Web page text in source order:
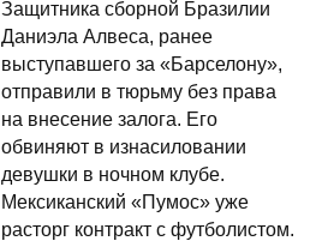
Защитника сборной Бразилии
Даниэла Алвеса, ранее
выступавшего за «Барселону»,
отправили в тюрьму без права
на внесение залога. Его
обвиняют в изнасиловании
девушки в ночном клубе.
Мексиканский «Пумос» уже
расторг контракт с футболистом.